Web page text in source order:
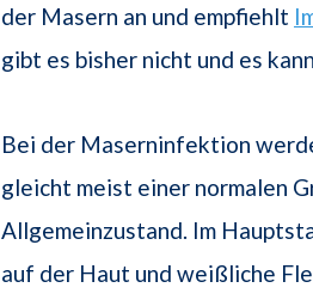
der Masern an und empfiehlt
gibt es bisher nicht und es
Bei der Maserninfektion
gleicht meist einer normalen
Allgemeinzustand. Im
auf der Haut und weißliche